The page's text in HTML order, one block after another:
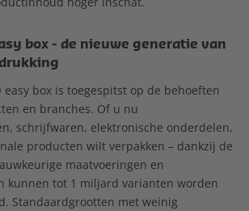
box - de nieuwe generatie van
easy box is toegespitst op de behoeften
en branches. Of u nu
schrijfwaren, elektronische onderdelen,
producten wilt verpakken – dankzij de
maatvoeringen en
kunnen tot 1 miljard varianten worden
Standaardgrootten met weinig